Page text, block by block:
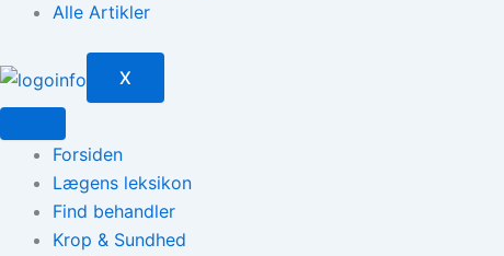
Alle Artikler
X
Forsiden
Lægens leksikon
Find behandler
Krop & Sundhed